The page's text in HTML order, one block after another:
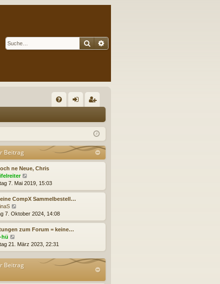
Suche
Q m
de
ist
re
Beitrag
ne Neue, Chris
e
u
e
t
e
7. Mai 2019, 15:03
CompX Sammelbestell…
e
u
e
t
e
r
B
7. Oktober 2024, 14:08
zum Forum = keine…
hü
e
u
e
s
e
21. März 2023, 22:31
Beitrag